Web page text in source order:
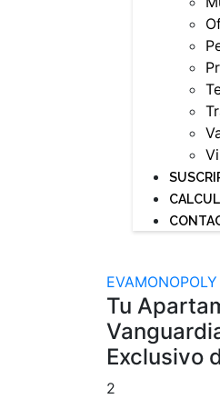
EVAMONOPOLY
Tu
Exclusivo
2